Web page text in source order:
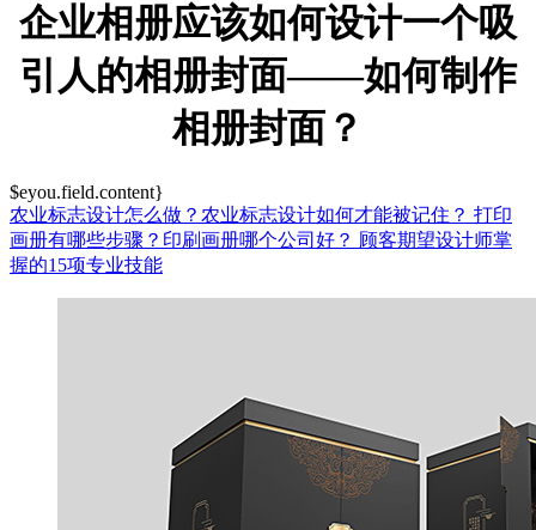
企业相册应该如何设计一个吸
引人的相册封面——如何制作
相册封面？
$eyou.field.content}
农业标志设计怎么做？农业标志设计如何才能被记住？ 打印
画册有哪些步骤？印刷画册哪个公司好？ 顾客期望设计师掌
握的15项专业技能